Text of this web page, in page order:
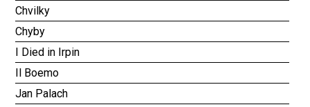
Chvilky
Chyby
I Died in Irpin
Il Boemo
Jan Palach